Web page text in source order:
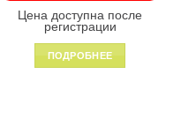
Цена доступна после
регистрации
ПОДРОБНЕЕ